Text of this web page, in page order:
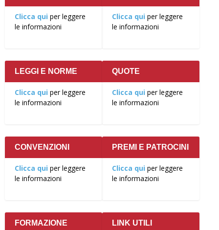
Clicca qui per leggere
le informazioni
Clicca qui per leggere
le informazioni
LEGGI E NORME
Clicca qui per leggere
le informazioni
QUOTE
Clicca qui per leggere
le informazioni
CONVENZIONI
Clicca qui per leggere
le informazioni
PREMI E PATROCINI
Clicca qui per leggere
le informazioni
FORMAZIONE LINK UTILI